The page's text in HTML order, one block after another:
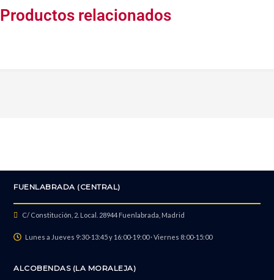
Productos relacionados
FUENLABRADA (CENTRAL)
C/ Constitución, 2. Local. 28944 Fuenlabrada, Madrid
Lunes a Jueves 9:30-13:45 y 16:00-19:00 · Viernes 8:00-15:00
ALCOBENDAS (LA MORALEJA)